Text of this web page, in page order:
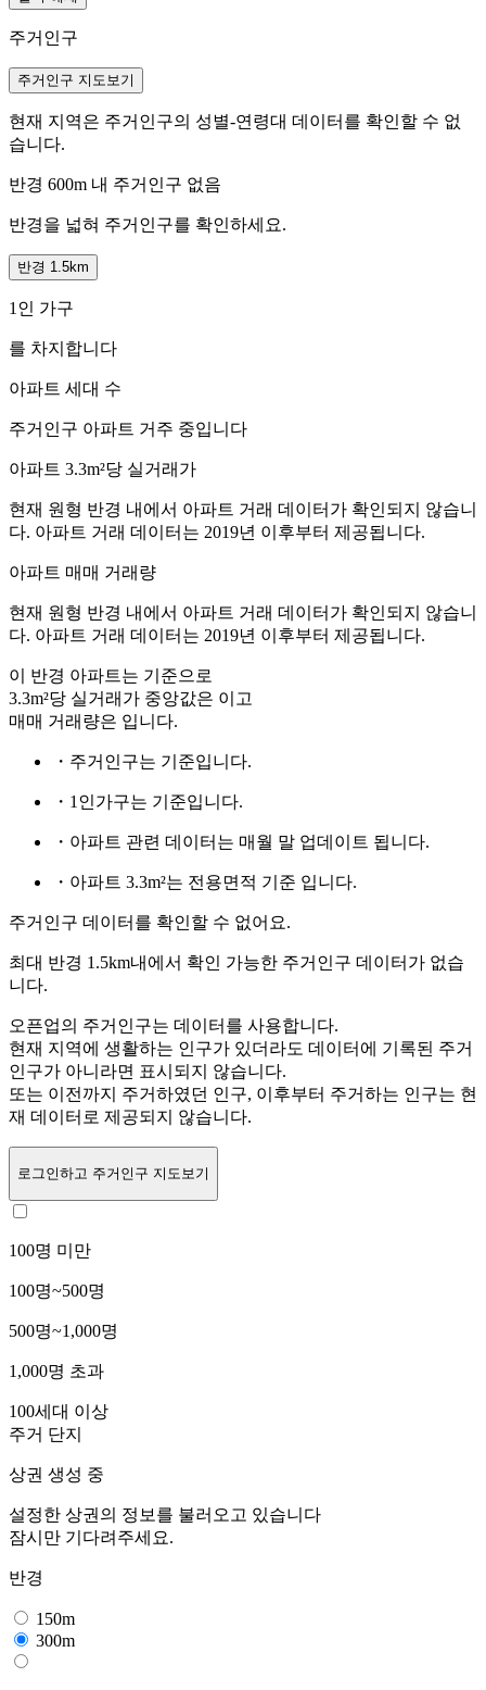
주거인구
주거인구 지도보기
현재 지역은 주거인구의 성별-연령대 데이터를 확인할 수 없
습니다.
반경 600m 내 주거인구 없음
반경을 넓혀 주거인구를 확인하세요.
반경 1.5km
1인 가구
를 차지합니다
아파트 세대 수
주거인구 아파트 거주 중입니다
아파트 3.3m²당 실거래가
현재 원형 반경 내에서 아파트 거래 데이터가 확인되지 않습니
다. 아파트 거래 데이터는 2019년 이후부터 제공됩니다.
아파트 매매 거래량
현재 원형 반경 내에서 아파트 거래 데이터가 확인되지 않습니
다. 아파트 거래 데이터는 2019년 이후부터 제공됩니다.
이 반경 아파트는 기준으로
3.3m²당 실거래가 중앙값은 이고
매매 거래량은 입니다.
・주거인구는 기준입니다.
・1인가구는 기준입니다.
・아파트 관련 데이터는 매월 말 업데이트 됩니다.
・아파트 3.3m²는 전용면적 기준 입니다.
주거인구 데이터를 확인할 수 없어요.
최대 반경 1.5km내에서 확인 가능한 주거인구 데이터가 없습
니다.
오픈업의 주거인구는 데이터를 사용합니다.
현재 지역에 생활하는 인구가 있더라도 데이터에 기록된 주거
인구가 아니라면 표시되지 않습니다.
또는 이전까지 주거하였던 인구, 이후부터 주거하는 인구는 현
재 데이터로 제공되지 않습니다.
로그인하고 주거인구 지도보기
100명 미만
100명~500명
500명~1,000명
1,000명 초과
100세대 이상
주거 단지
상권 생성 중
설정한 상권의 정보를 불러오고 있습니다
잠시만 기다려주세요.
반경
150m
300m